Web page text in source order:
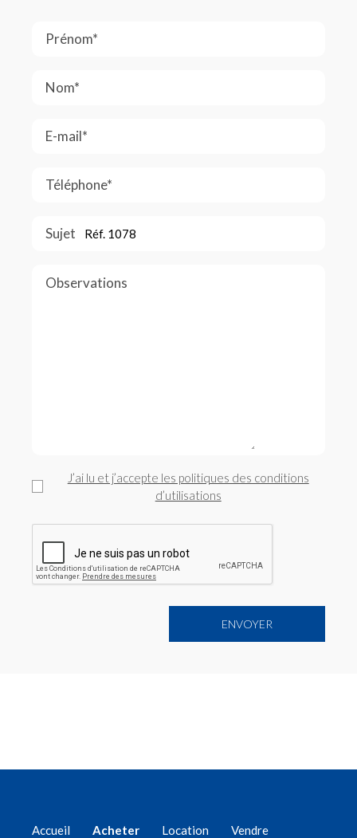
Prénom*
Nom*
E-mail*
Téléphone*
Sujet
Observations
J’ai lu et j’accepte les politiques des conditions
d’utilisations
Accueil Acheter Location Vendre